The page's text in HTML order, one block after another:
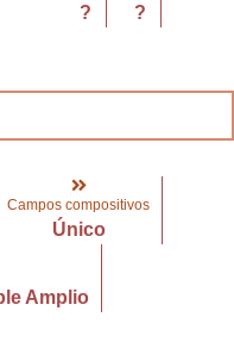
? ?
Campos compositivos
Único
Amplio